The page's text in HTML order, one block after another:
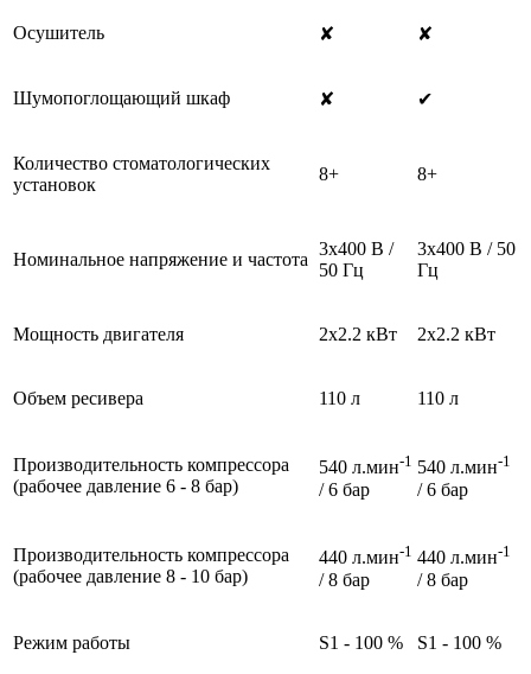
Осушитель ✘ ✘
Шумопоглощающий шкаф ✘ ✔
Количество стоматологических
установок
8+ 8+
Номинальное напряжение и частота
3x400 В /
50 Гц
3x400 В / 50
Гц
Мощность двигателя 2x2.2 кВт 2x2.2 кВт
Объем ресивера 110 л 110 л
Производительность компрессора
(pабочее давление 6 - 8 бар)
540 л.мин-1
/ 6 бар
540 л.мин-1
/ 6 бар
Производительность компрессора
(pабочее давление 8 - 10 бар)
440 л.мин-1
/ 8 бар
440 л.мин-1
/ 8 бар
Pежим работы S1 - 100 % S1 - 100 %